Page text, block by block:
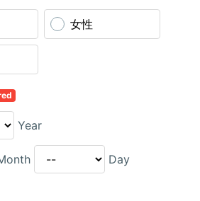
女性
Year
Day